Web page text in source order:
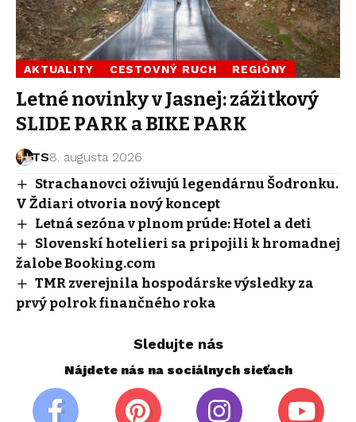
AKTUALITY CESTOVNÝ RUCH REGIÓNY
Letné novinky v Jasnej: zážitkový
SLIDE PARK a BIKE PARK
TS8. augusta 2026
Strachanovci oživujú legendárnu Šodronku.
V Ždiari otvoria nový koncept
Letná sezóna v plnom prúde: Hotel a deti
Slovenskí hotelieri sa pripojili k hromadnej
žalobe Booking.com
TMR zverejnila hospodárske výsledky za
prvý polrok finančného roka
Sledujte nás
Nájdete nás na sociálnych sieťach